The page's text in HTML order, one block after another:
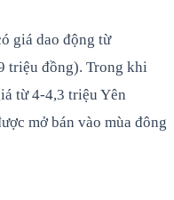
giá dao động từ
triệu đồng). Trong khi
từ 4-4,3 triệu Yên
mở bán vào mùa đông